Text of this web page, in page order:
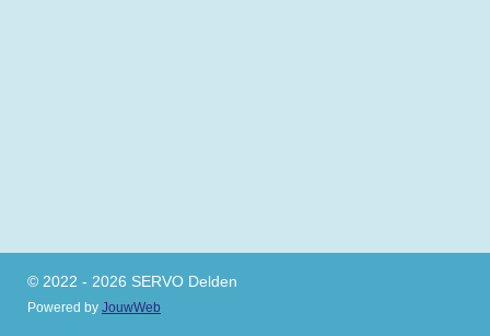
© 2022 - 2026 SERVO Delden
Powered by JouwWeb